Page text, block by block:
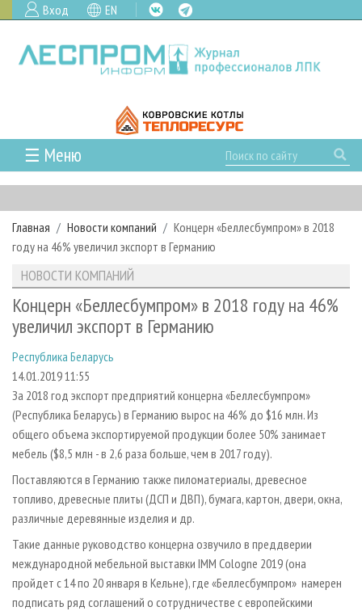
Вход EN
☰ Меню
ГЛАВНАЯ
РУБРИКИ И ТЕМЫ
РУБРИКИ ЖУРНАЛА
ЛЕСНОЕ ХОЗЯЙСТВО
ЛЕСОЗАГОТОВКА
ЛЕСОПИЛЕНИЕ
СУШКА ДРЕВЕСИНЫ
ПРОИЗВОДСТВО ДРЕВЕСНЫХ ПЛИТ
ДЕРЕВЯННОЕ ДОМОСТРОЕНИЕ
ПРОИЗВОДСТВО МЕБЕЛИ
БИОЭНЕРГЕТИКА
ЦБП
НОВОСТИ
КАЛЕНДАРЬ СОБЫТИЙ
НОВОСТИ ЛПК
НОВОСТИ ЖУРНАЛА
ПРОЕКТЫ ЛПИ
АНАЛИТИКА
ПРЕДПРИЯТИЯ ЛПК
ПЕРСОНЫ
МОБИЛЬНЫЕ ВЫСТАВКИ
ОФИЦИАЛЬНЫЕ ДЕЛЕГАЦИИ
ПРИОРИТЕТНЫЕ ИНВЕСТПРОЕКТЫ
RUSSIAN FORESTRY REVIEW
ГАЗЕТА ЛЕСПРОМФОРУМ
АРХИВ ЖУРНАЛОВ
СТАТЬИ
О ЖУРНАЛЕ
ПОДПИСКА
КОНТАКТЫ
РЕКЛАМОДАТЕЛЯМ
РЕКЛАМА
РЕКЛАМА НА САЙТЕ
Главная Новости компаний
Концерн «Беллесбумпром» в 2018
году на 46% увеличил экспорт в Германию
НОВОСТИ КОМПАНИЙ
Концерн «Беллесбумпром» в 2018 году на 46%
увеличил экспорт в Германию
Республика Беларусь
14.01.2019 11:55
За 2018 год экспорт предприятий концерна «Беллесбумпром»
(Республика Беларусь) в Германию вырос на 46% до $16 млн. Из
общего объема экспортируемой продукции более 50% занимает
мебель ($8,5 млн - в 2,6 раза больше, чем в 2017 году).
Поставляются в Германию также пиломатериалы, древесное
топливо, древесные плиты (ДСП и ДВП), бумага, картон, двери, окна,
различные деревянные изделия и др.
Такие данные руководство концерна озвучило в преддверии
международной мебельной выставки IMM Сologne 2019 (она
пройдет с 14 по 20 января в Кельне), где «Беллесбумпром» намерен
подписать ряд соглашений о сотрудничестве с европейскими